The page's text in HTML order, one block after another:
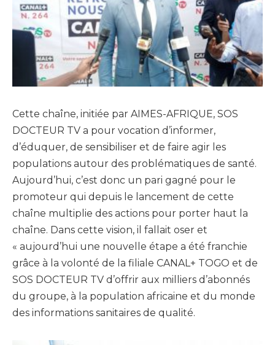
Cette chaîne, initiée par AIMES-AFRIQUE, SOS
DOCTEUR TV a pour vocation d’informer,
d’éduquer, de sensibiliser et de faire agir les
populations autour des problématiques de santé.
Aujourd’hui, c’est donc un pari gagné pour le
promoteur qui depuis le lancement de cette
chaîne multiplie des actions pour porter haut la
chaîne. Dans cette vision, il fallait oser et
« aujourd’hui une nouvelle étape a été franchie
grâce à la volonté de la filiale CANAL+ TOGO et de
SOS DOCTEUR TV d’offrir aux milliers d’abonnés
du groupe, à la population africaine et du monde
des informations sanitaires de qualité.